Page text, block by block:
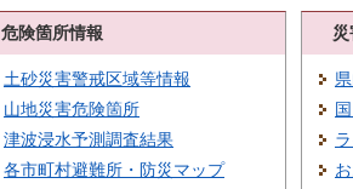
危険箇所情報
土砂災害警戒区域等情報
山地災害危険箇所
津波浸水予測調査結果
各市町村避難所・防災マップ